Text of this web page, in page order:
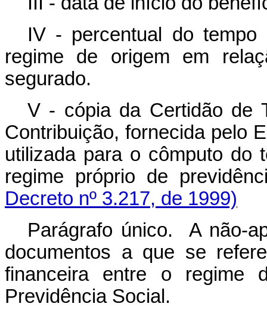
IV - percentual do tempo
regime de origem em
segurado.
V - cópia da Certidão de
Contribuição, fornecida pelo
utilizada para o cômputo do
regime próprio de
Decreto nº 3.217, de 1999)
Parágrafo único. A não-
documentos a que se
financeira entre o regime
Previdência Social.